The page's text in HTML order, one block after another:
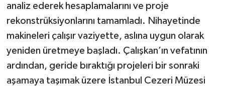
analiz ederek hesaplamalarını ve proje
rekonstrüksiyonlarını tamamladı. Nihayetinde
makineleri çalışır vaziyette, aslına uygun olarak
yeniden üretmeye başladı. Çalışkan’ın vefatının
ardından, geride bıraktığı projeleri bir sonraki
aşamaya taşımak üzere İstanbul Cezeri Müzesi